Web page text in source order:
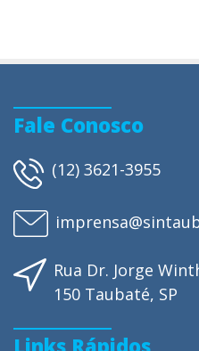
Fale Conosco
(12) 3621-3955
Rua Dr. Jorge
150 Taubaté, SP
Links Rápidos